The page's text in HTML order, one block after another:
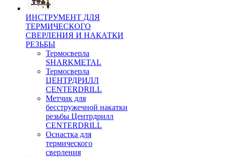
ИНСТРУМЕНТ ДЛЯ
ТЕРМИЧЕСКОГО
СВЕРЛЕНИЯ И НАКАТКИ
РЕЗЬБЫ
Термосверла
SHARKMETAL
Термосверла
ЦЕНТРДРИЛЛ
CENTERDRILL
Метчик для
бесстружечной накатки
резьбы Центрдрилл
CENTERDRILL
Оснастка для
термического
сверления